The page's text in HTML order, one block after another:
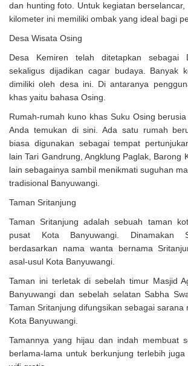
dan hunting foto. Untuk kegiatan
kilometer ini memiliki ombak yang ideal bagi
Desa Wisata Osing
Desa Kemiren telah ditetapkan sebagai
sekaligus dijadikan cagar budaya. Banyak
dimiliki oleh desa ini. Di antaranya
khas yaitu bahasa Osing.
Rumah-rumah kuno khas Suku Osing
Anda temukan di sini. Ada satu rumah
biasa digunakan sebagai tempat
lain Tari Gandrung, Angklung Paglak, Barong
lain sebagainya sambil menikmati suguhan
tradisional Banyuwangi.
Taman Sritanjung
Taman Sritanjung adalah sebuah taman
pusat Kota Banyuwangi. Dinamakan
berdasarkan nama wanta bernama
asal-usul Kota Banyuwangi.
Taman ini terletak di sebelah timur Masjid
Banyuwangi dan sebelah selatan Sabha
Taman Sritanjung difungsikan sebagai sarana
Kota Banyuwangi.
Tamannya yang hijau dan indah membuat
berlama-lama untuk berkunjung terlebih